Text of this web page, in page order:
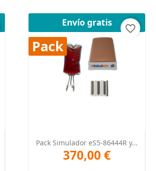
Vista rápida
Pack Simulador eS5-86444R y...
370,00 €
Envío gratis
Pack
favorite_border